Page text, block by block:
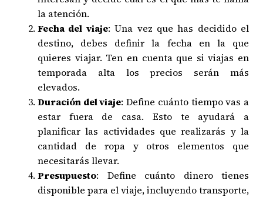
la atención.
Fecha del viaje: Una vez que has decidido el
destino, debes definir la fecha en la que
quieres viajar. Ten en cuenta que si viajas en
temporada alta los precios serán más
elevados.
Duración del viaje: Define cuánto tiempo vas a
estar fuera de casa. Esto te ayudará a
planificar las actividades que realizarás y la
cantidad de ropa y otros elementos que
necesitarás llevar.
Presupuesto: Define cuánto dinero tienes
disponible para el viaje, incluyendo transporte,